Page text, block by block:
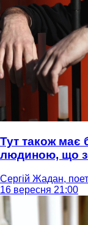
Тут також має
людиною, що
Сергій Жадан, поет
16 вересня 21:00